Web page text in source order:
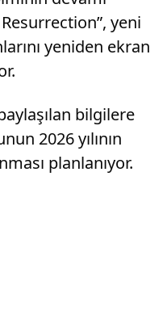
yeni
yeniden ekran
bilgilere
2026 yılının
planlanıyor.